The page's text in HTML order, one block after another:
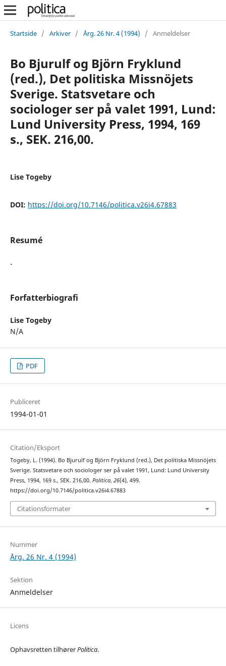
Startside / Arkiver / Årg. 26 Nr. 4 (1994) / Anmeldelser
Bo Bjurulf og Björn Fryklund
(red.), Det politiska Missnöjets
Sverige. Statsvetare och
sociologer ser på valet 1991, Lund:
Lund University Press, 1994, 169
s., SEK. 216,00.
Lise Togeby
DOI: https://doi.org/10.7146/politica.v26i4.67883
Resumé
-
Forfatterbiografi
Lise Togeby
N/A
PDF
Publiceret
1994-01-01
Citation/Eksport
Togeby, L. (1994). Bo Bjurulf og Björn Fryklund (red.), Det politiska Missnöjets
Sverige. Statsvetare och sociologer ser på valet 1991, Lund: Lund University
Press, 1994, 169 s., SEK. 216,00. Politica, 26(4), 499.
https://doi.org/10.7146/politica.v26i4.67883
Citationsformater
Nummer
Årg. 26 Nr. 4 (1994)
Sektion
Anmeldelser
Licens
Ophavsretten tilhørerPolitica.